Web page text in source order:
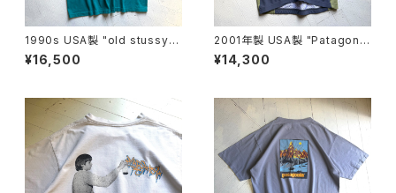
1990s USA製 "old stussy"
S/S T-shirt
¥16,500
2001年製 USA製 "Patagoni
a" TERRA JERSEY
¥14,300